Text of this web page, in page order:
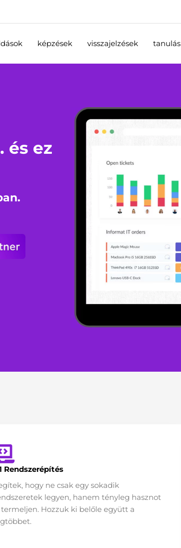
képzések visszajelzések tanulás
és ez
Rendszerépítés
hogy ne csak egy sokadik
legyen, hanem tényleg hasznot
termeljen. Hozzuk ki belőle együtt a